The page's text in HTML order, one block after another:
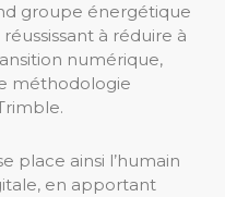
groupe énergétique
à réduire à
numérique,
méthodologie
place ainsi l’humain
en apportant